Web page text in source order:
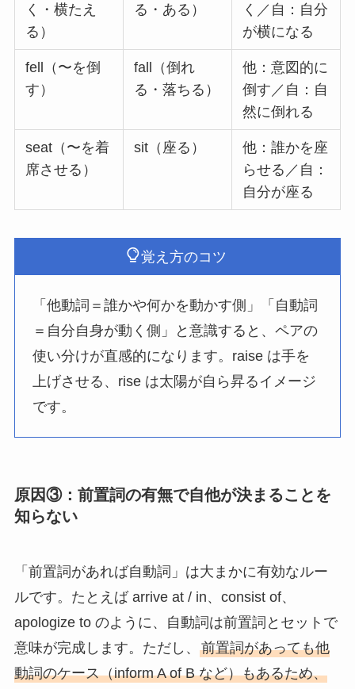
く・横たえ
る）
る・ある）
く／自：自分
が横になる
fell（〜を倒
す）
fall（倒れ
る・落ちる）
他：意図的に
倒す／自：自
然に倒れる
seat（〜を着
席させる）
sit（座る）
他：誰かを座
らせる／自：
自分が座る
覚え方のコツ
「他動詞＝誰かや何かを動かす側」「自動詞
＝自分自身が動く側」と意識すると、ペアの
使い分けが直感的になります。raise は手を
上げさせる、rise は太陽が自ら昇るイメージ
です。
原因③：前置詞の有無で自他が決まることを
知らない
「前置詞があれば自動詞」は大まかに有効なルー
ルです。たとえば arrive at / in、consist of、
apologize to のように、自動詞は前置詞とセットで
意味が完成します。ただし、 前置詞があっても他
動詞のケース（inform A of B など）もあるため、